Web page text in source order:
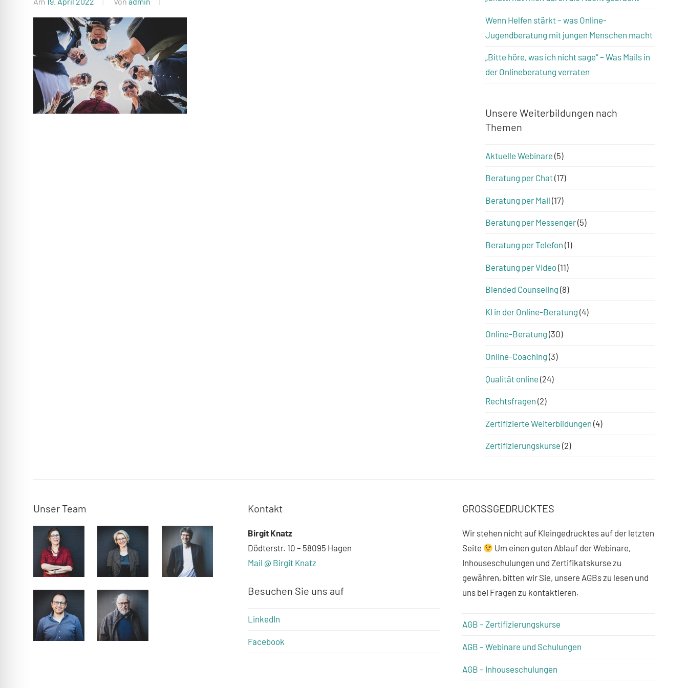
Beratung
Wenn Helfen stärkt – was Online-
Jugendberatung mit jungen Menschen macht
„Bitte höre, was ich nicht sage“ – Was Mails in
der Onlineberatung verraten
Unsere Weiterbildungen nach
Themen
Aktuelle Webinare (5)
Beratung per Chat(17)
Beratung per Mail (17)
Beratung per Messenger(5)
Beratung per Telefon (1)
Beratung per Video(11)
Blended Counseling (8)
KI in der Online-Beratung (4)
Online-Beratung (30)
Online-Coaching (3)
Qualität online (24)
Rechtsfragen (2)
Zertifizierte Weiterbildungen (4)
Zertifizierungskurse (2)
Unser Team Kontakt
Birgit Knatz
Dödterstr. 10 – 58095 Hagen
Mail @ Birgit Knatz
Besuchen Sie uns auf
LinkedIn
Facebook
GROSSGEDRUCKTES
Wir stehen nicht auf Kleingedrucktes auf der letzten
Seite
Um einen guten Ablauf der Webinare,
Inhouseschulungen und Zertifikatskurse zu
gewähren, bitten wir Sie, unsere AGBs zu lesen und
uns bei Fragen zu kontaktieren.
AGB – Zertifizierungskurse
AGB – Webinare und Schulungen
AGB – Inhouseschulungen